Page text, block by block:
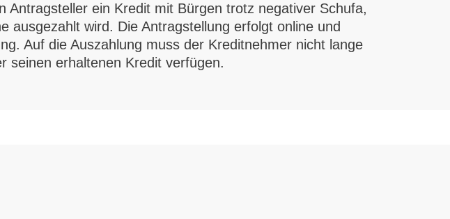
ein Kredit mit Bürgen trotz negativer Schufa,
ausgezahlt wird. Die Antragstellung erfolgt online und
Auf die Auszahlung muss der Kreditnehmer nicht lange
seinen erhaltenen Kredit verfügen.